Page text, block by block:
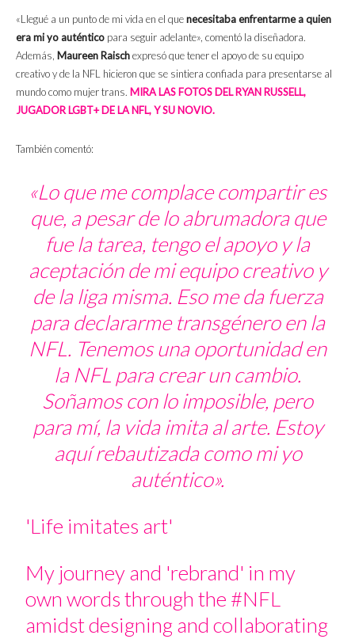
«Llegué a un punto de mi vida en el quenecesitaba enfrentarme a quien
era mi yo auténtico para seguir adelante», comentó la diseñadora.
Además, Maureen Raischexpresó que tener el apoyo de su equipo
creativo y de la NFL hicieron que se sintiera confiada para presentarse al
mundo como mujer trans. MIRA LAS FOTOS DEL RYAN RUSSELL,
JUGADOR LGBT+ DE LA NFL, Y SU NOVIO.
También comentó:
«Lo que me complace compartir es
que, a pesar de lo abrumadora que
fue la tarea, tengo el apoyo y la
aceptación de mi equipo creativo y
de la liga misma. Eso me da fuerza
para declararme transgénero en la
NFL. Tenemos una oportunidad en
la NFL para crear un cambio.
Soñamos con lo imposible, pero
para mí, la vida imita al arte. Estoy
aquí rebautizada como mi yo
auténtico».
'Life imitates art'
My journey and 'rebrand' in my
own words through the #NFL
amidst designing and collaborating